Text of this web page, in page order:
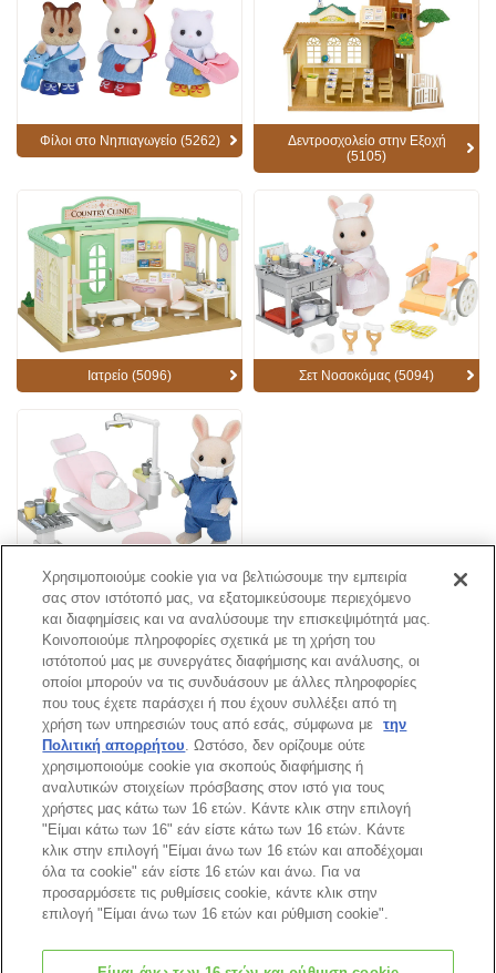
Φίλοι στο Νηπιαγωγείο (5262)
Δεντροσχολείο στην Εξοχή
(5105)
Ιατρείο (5096) Σετ Νοσοκόμας (5094)
Σετ Οδοντίατρου (5095)
Σελίδα Καταλόγου
Κορυφή Σελίδας
Χρησιμοποιούμε cookie για να βελτιώσουμε την εμπειρία
σας στον ιστότοπό μας, να εξατομικεύσουμε περιεχόμενο
και διαφημίσεις και να αναλύσουμε την επισκεψιμότητά μας.
Κοινοποιούμε πληροφορίες σχετικά με τη χρήση του
ιστότοπού μας με συνεργάτες διαφήμισης και ανάλυσης, οι
οποίοι μπορούν να τις συνδυάσουν με άλλες πληροφορίες
που τους έχετε παράσχει ή που έχουν συλλέξει από τη
χρήση των υπηρεσιών τους από εσάς, σύμφωνα με
την
Πολιτική απορρήτου. Ωστόσο, δεν ορίζουμε ούτε
χρησιμοποιούμε cookie για σκοπούς διαφήμισης ή
αναλυτικών στοιχείων πρόσβασης στον ιστό για τους
χρήστες μας κάτω των 16 ετών. Κάντε κλικ στην επιλογή
"Είμαι κάτω των 16" εάν είστε κάτω των 16 ετών. Κάντε
κλικ στην επιλογή "Είμαι άνω των 16 ετών και αποδέχομαι
όλα τα cookie" εάν είστε 16 ετών και άνω. Για να
προσαρμόσετε τις ρυθμίσεις cookie, κάντε κλικ στην
επιλογή "Είμαι άνω των 16 ετών και ρύθμιση cookie".